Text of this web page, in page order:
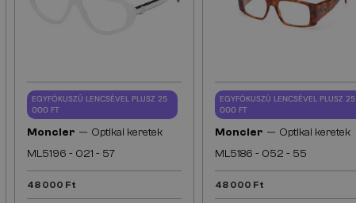
EGYFÓKUSZÚ LENCSÉVEL PLUSZ 25
000 FT
Moncler — Optikai keretek
ML5196 - 021 - 57
48 000 Ft
EGYFÓKUSZÚ LENCSÉVEL PLUSZ 25
000 FT
Moncler — Optikai keretek
ML5186 - 052 - 55
48 000 Ft